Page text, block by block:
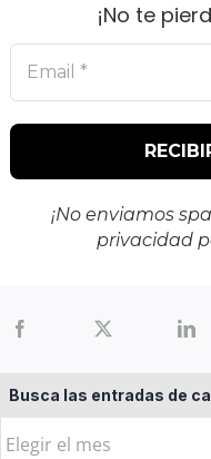
¡No te
¡No enviamos
privacidad
Busca las entradas de